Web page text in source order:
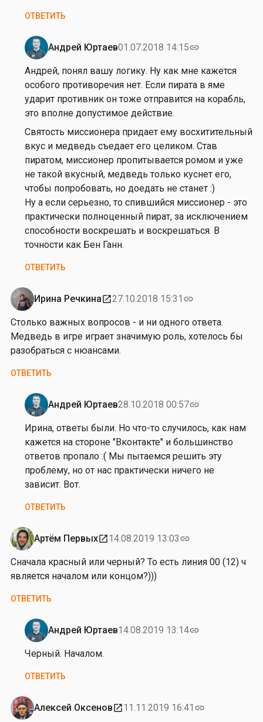
а
н
у
х
о
в
ОТВЕТИТЬ
Андрей Юртаев01.07.2018 14:15link
Ответ
на
от
А
н
р
е
й
К
а
р
н
а
у
х
в
Андрей, понял вашу логику. Ну как мне кажется
особого противоречия нет. Если пирата в яме
ударит противник он тоже отправится на корабль,
это вполне допустимое действие.
Святость миссионера придает ему восхитительный
вкус и медведь съедает его целиком. Став
пиратом, миссионер пропитывается ромом и уже
не такой вкусный, медведь только куснет его,
чтобы попробовать, но доедать не станет :)
Ну а если серьезно, то спившийся миссионер - это
практически полноценный пират, за исключением
способности воскрешать и воскрешаться. В
точности как Бен Ганн.
ОТВЕТИТЬ
Ирина Речкина open_in_new27.10.2018 15:31 link
Столько важных вопросов - и ни одного ответа.
Медведь в игре играет значимую роль, хотелось бы
разобраться с нюансами.
ОТВЕТИТЬ
Андрей Юртаев28.10.2018 00:57link
Ответ
на
от
И
р
и
а
Р
е
ч
к
и
н
Ирина, ответы были. Но что-то случилось, как нам
кажется на стороне "Вконтакте" и большинство
ответов пропало :( Мы пытаемся решить эту
проблему, но от нас практически ничего не
зависит. Вот.
ОТВЕТИТЬ
Артём Первыхopen_in_new14.08.2019 13:03link
Сначала красный или черный? То есть линия 00 (12) ч
является началом или концом?)))
ОТВЕТИТЬ
Андрей Юртаев14.08.2019 13:14link
Ответ
на
А
р
т
Черный. Началом.
ОТВЕТИТЬ
Алексей Оксенов open_in_new11.11.2019 16:41 link